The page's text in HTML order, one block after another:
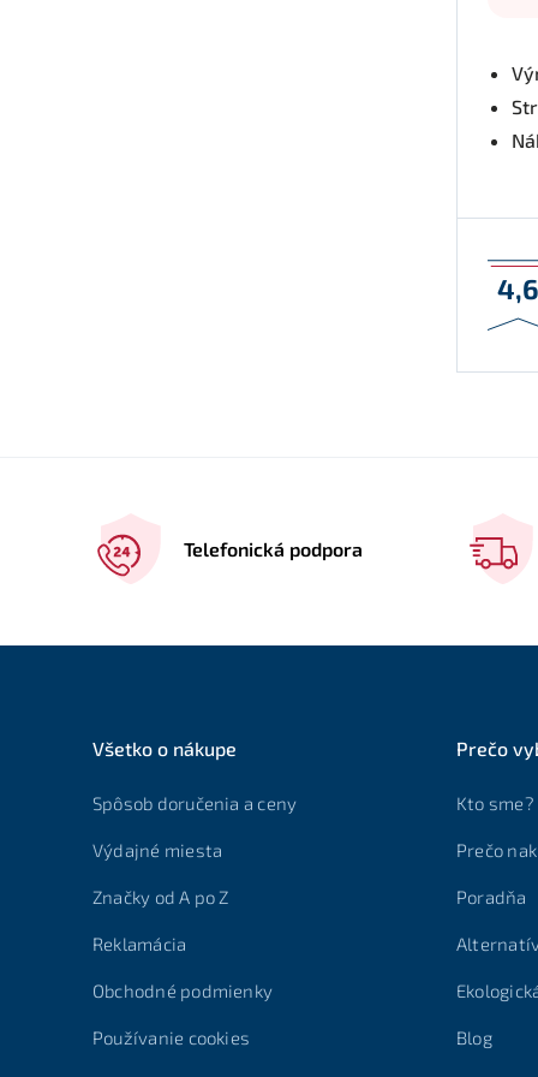
Telefonická podpora
Všetko o nákupe
Spôsob doručenia a ceny
Výdajné miesta
Značky od A po Z
Reklamácia
Obchodné podmienky
Používanie cookies
Prečo
Kto sme?
Prečo
Poradňa
Blog